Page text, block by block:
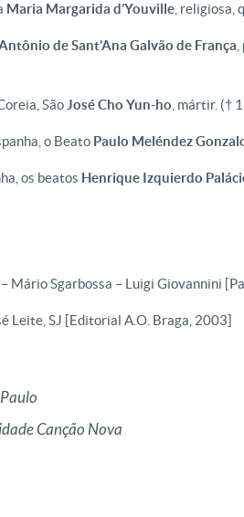
Maria Margarida d’Youville, religiosa,
de Sant’Ana Galvão de França
São José Cho Yun-ho , mártir. (†
o Beato Paulo Meléndez
os beatos Henrique Izquierdo
Mário Sgarbossa – Luigi Giovannini
Leite, SJ [Editorial A.O. Braga, 2003]
Canção Nova